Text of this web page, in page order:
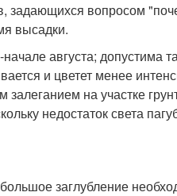
задающихся вопросом
высадки.
августа; допустима
и цветет менее
залеганием на участке
недостаток света
заглубление